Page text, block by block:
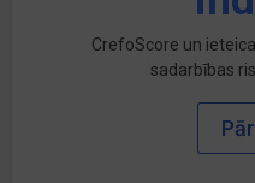
CrefoScore un
sadarbības